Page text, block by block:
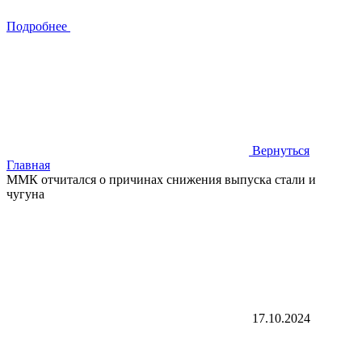
Подробнее
Вернуться
Главная
ММК отчитался о причинах снижения выпуска стали и
чугуна
17.10.2024